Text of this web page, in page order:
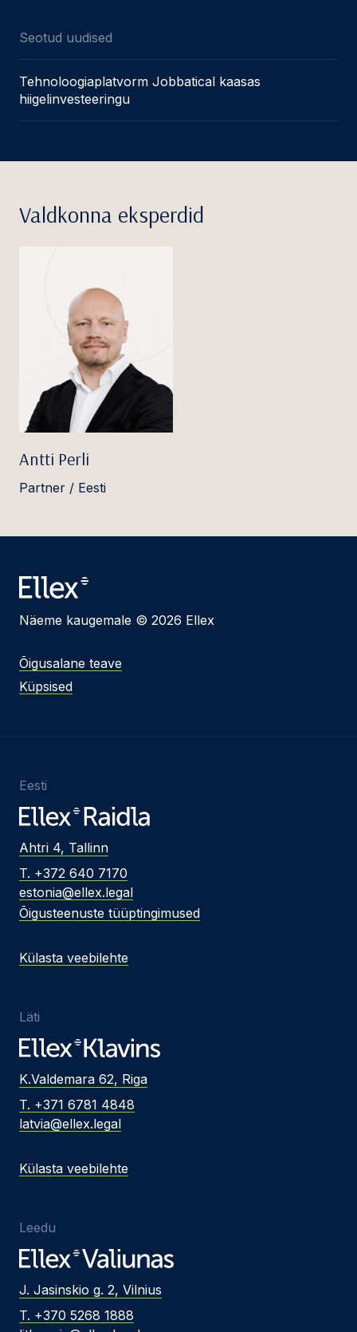
Seotud uudised
Tehnoloogiaplatvorm Jobbatical kaasas
hiigelinvesteeringu
Valdkonna eksperdid
Antti Perli
Partner / Eesti
Näeme kaugemale © 2026 Ellex
Õigusalane teave
Küpsised
Eesti
Ahtri 4, Tallinn
T. +372 640 7170
estonia@ellex.legal
Õigusteenuste tüüptingimused
Külasta veebilehte
Läti
K.Valdemara 62, Riga
T. +371 6781 4848
latvia@ellex.legal
Külasta veebilehte
Leedu
J. Jasinskio g. 2, Vilnius
T. +370 5268 1888